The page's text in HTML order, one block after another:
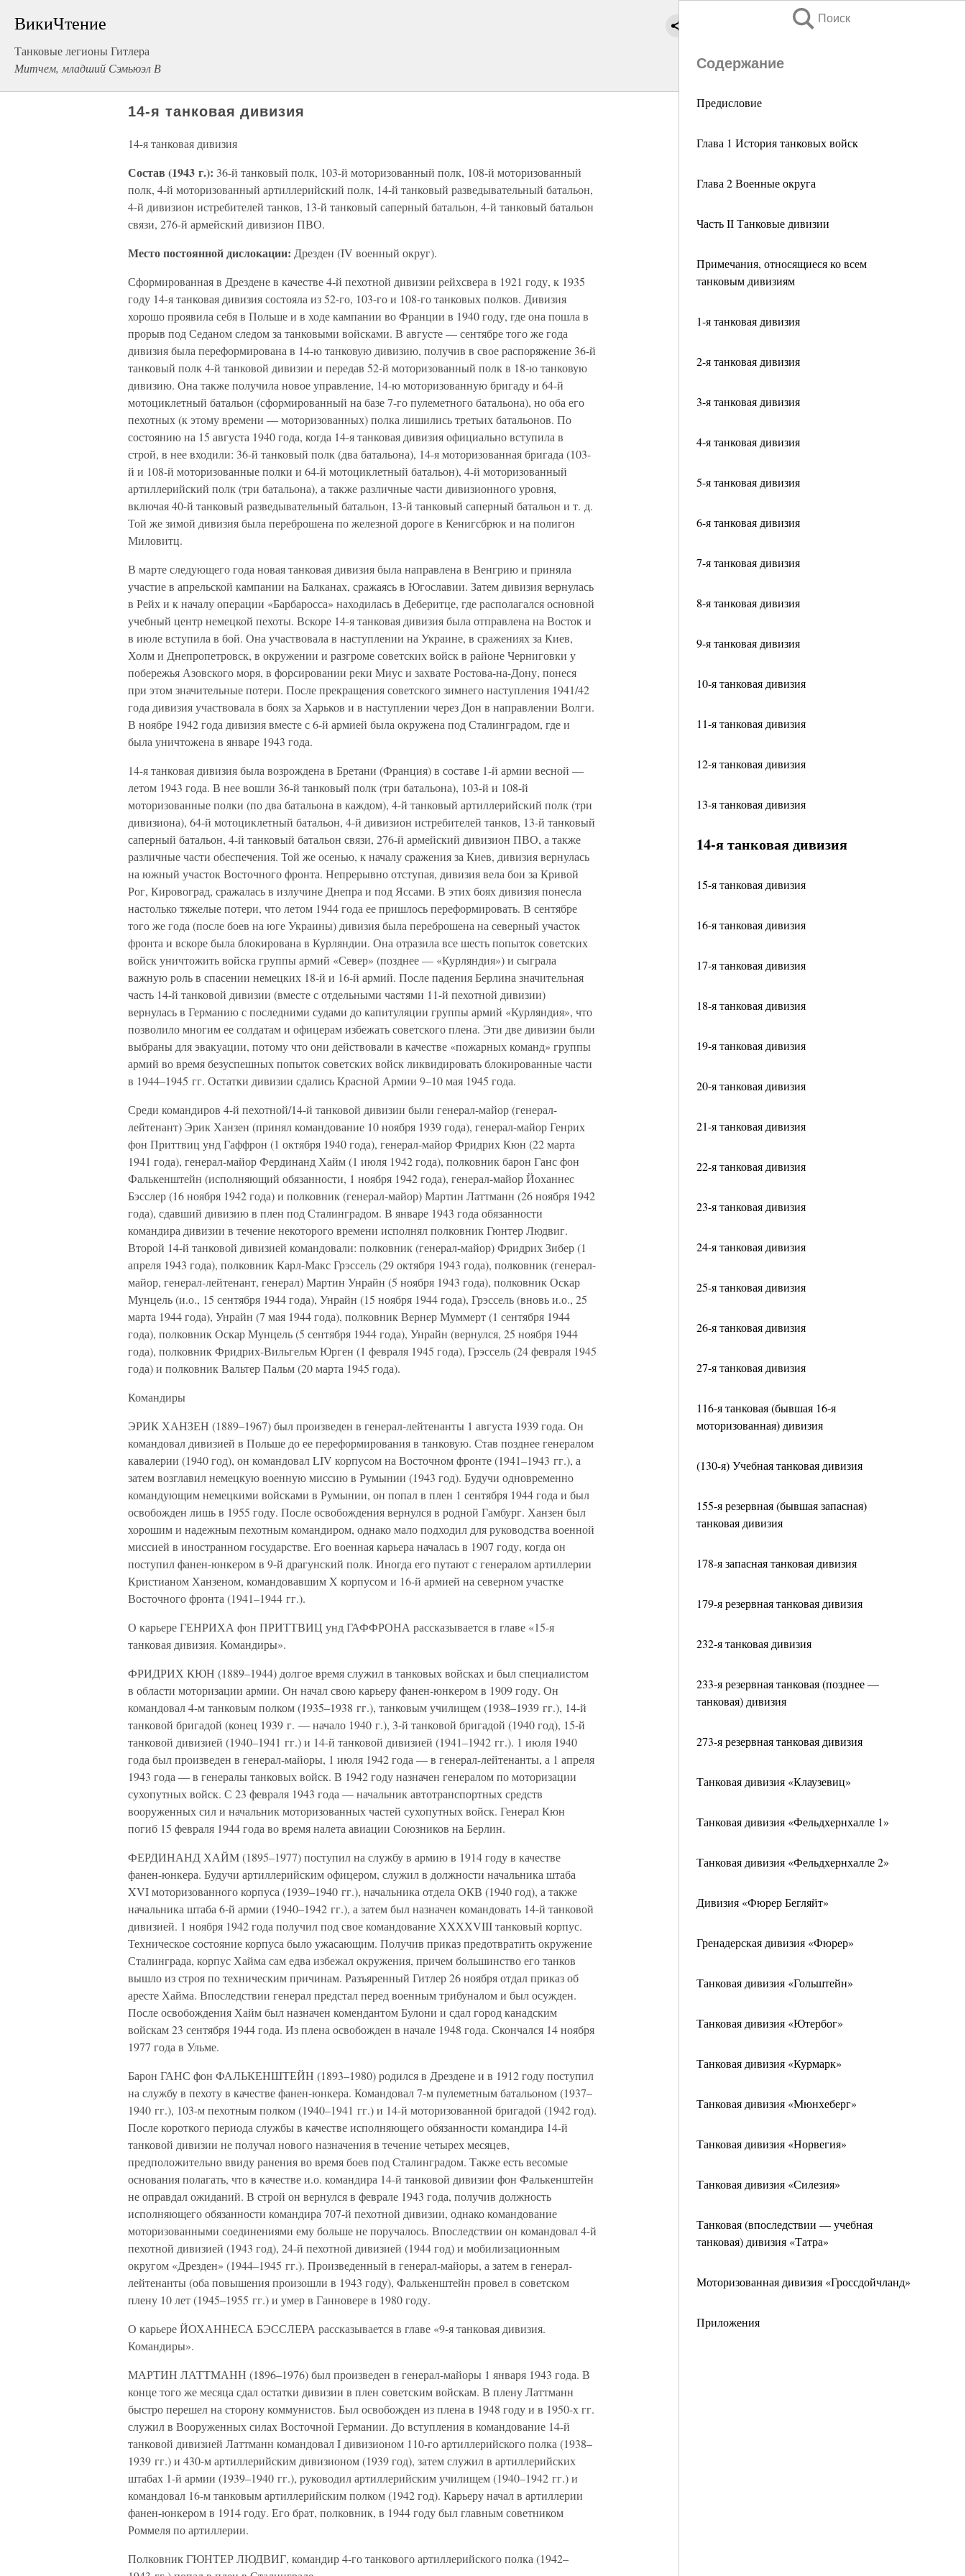
ВикиЧтение
Танковые легионы Гитлера
Митчем, младший Сэмьюэл В
Поиск
Содержание
Предисловие
Глава 1 История танковых войск
Глава 2 Военные округа
Часть II Танковые дивизии
Примечания, относящиеся ко всем
танковым дивизиям
1-я танковая дивизия
2-я танковая дивизия
3-я танковая дивизия
4-я танковая дивизия
5-я танковая дивизия
6-я танковая дивизия
7-я танковая дивизия
8-я танковая дивизия
9-я танковая дивизия
10-я танковая дивизия
11-я танковая дивизия
12-я танковая дивизия
13-я танковая дивизия
14-я танковая дивизия
15-я танковая дивизия
16-я танковая дивизия
17-я танковая дивизия
18-я танковая дивизия
19-я танковая дивизия
20-я танковая дивизия
21-я танковая дивизия
22-я танковая дивизия
23-я танковая дивизия
24-я танковая дивизия
25-я танковая дивизия
26-я танковая дивизия
27-я танковая дивизия
116-я танковая (бывшая 16-я
моторизованная) дивизия
(130-я) Учебная танковая дивизия
155-я резервная (бывшая запасная)
танковая дивизия
178-я запасная танковая дивизия
179-я резервная танковая дивизия
232-я танковая дивизия
233-я резервная танковая (позднее —
танковая) дивизия
273-я резервная танковая дивизия
Танковая дивизия «Клаузевиц»
Танковая дивизия «Фельдхернхалле 1»
Танковая дивизия «Фельдхернхалле 2»
Дивизия «Фюрер Бегляйт»
Гренадерская дивизия «Фюрер»
Танковая дивизия «Гольштейн»
Танковая дивизия «Ютербог»
Танковая дивизия «Курмарк»
Танковая дивизия «Мюнхеберг»
Танковая дивизия «Норвегия»
Танковая дивизия «Силезия»
Танковая (впоследствии — учебная
танковая) дивизия «Татра»
Моторизованная дивизия «Гроссдойчланд»
Приложения
14-я танковая дивизия
14-я танковая дивизия
Состав (1943 г.): 36-й танковый полк, 103-й моторизованный полк, 108-й моторизованный
полк, 4-й моторизованный артиллерийский полк, 14-й танковый разведывательный батальон,
4-й дивизион истребителей танков, 13-й танковый саперный батальон, 4-й танковый батальон
связи, 276-й армейский дивизион ПВО.
Место постоянной дислокации: Дрезден (IV военный округ).
Сформированная в Дрездене в качестве 4-й пехотной дивизии рейхсвера в 1921 году, к 1935
году 14-я танковая дивизия состояла из 52-го, 103-го и 108-го танковых полков. Дивизия
хорошо проявила себя в Польше и в ходе кампании во Франции в 1940 году, где она пошла в
прорыв под Седаном следом за танковыми войсками. В августе — сентябре того же года
дивизия была переформирована в 14-ю танковую дивизию, получив в свое распоряжение 36-й
танковый полк 4-й танковой дивизии и передав 52-й моторизованный полк в 18-ю танковую
дивизию. Она также получила новое управление, 14-ю моторизованную бригаду и 64-й
мотоциклетный батальон (сформированный на базе 7-го пулеметного батальона), но оба его
пехотных (к этому времени — моторизованных) полка лишились третьих батальонов. По
состоянию на 15 августа 1940 года, когда 14-я танковая дивизия официально вступила в
строй, в нее входили: 36-й танковый полк (два батальона), 14-я моторизованная бригада (103-
й и 108-й моторизованные полки и 64-й мотоциклетный батальон), 4-й моторизованный
артиллерийский полк (три батальона), а также различные части дивизионного уровня,
включая 40-й танковый разведывательный батальон, 13-й танковый саперный батальон и т. д.
Той же зимой дивизия была переброшена по железной дороге в Кенигсбрюк и на полигон
Миловитц.
В марте следующего года новая танковая дивизия была направлена в Венгрию и приняла
участие в апрельской кампании на Балканах, сражаясь в Югославии. Затем дивизия вернулась
в Рейх и к началу операции «Барбаросса» находилась в Деберитце, где располагался основной
учебный центр немецкой пехоты. Вскоре 14-я танковая дивизия была отправлена на Восток и
в июле вступила в бой. Она участвовала в наступлении на Украине, в сражениях за Киев,
Холм и Днепропетровск, в окружении и разгроме советских войск в районе Черниговки у
побережья Азовского моря, в форсировании реки Миус и захвате Ростова-на-Дону, понеся
при этом значительные потери. После прекращения советского зимнего наступления 1941/42
года дивизия участвовала в боях за Харьков и в наступлении через Дон в направлении Волги.
В ноябре 1942 года дивизия вместе с 6-й армией была окружена под Сталинградом, где и
была уничтожена в январе 1943 года.
14-я танковая дивизия была возрождена в Бретани (Франция) в составе 1-й армии весной —
летом 1943 года. В нее вошли 36-й танковый полк (три батальона), 103-й и 108-й
моторизованные полки (по два батальона в каждом), 4-й танковый артиллерийский полк (три
дивизиона), 64-й мотоциклетный батальон, 4-й дивизион истребителей танков, 13-й танковый
саперный батальон, 4-й танковый батальон связи, 276-й армейский дивизион ПВО, а также
различные части обеспечения. Той же осенью, к началу сражения за Киев, дивизия вернулась
на южный участок Восточного фронта. Непрерывно отступая, дивизия вела бои за Кривой
Рог, Кировоград, сражалась в излучине Днепра и под Яссами. В этих боях дивизия понесла
настолько тяжелые потери, что летом 1944 года ее пришлось переформировать. В сентябре
того же года (после боев на юге Украины) дивизия была переброшена на северный участок
фронта и вскоре была блокирована в Курляндии. Она отразила все шесть попыток советских
войск уничтожить войска группы армий «Север» (позднее — «Курляндия») и сыграла
важную роль в спасении немецких 18-й и 16-й армий. После падения Берлина значительная
часть 14-й танковой дивизии (вместе с отдельными частями 11-й пехотной дивизии)
вернулась в Германию с последними судами до капитуляции группы армий «Курляндия», что
позволило многим ее солдатам и офицерам избежать советского плена. Эти две дивизии были
выбраны для эвакуации, потому что они действовали в качестве «пожарных команд» группы
армий во время безуспешных попыток советских войск ликвидировать блокированные части
в 1944–1945 гг. Остатки дивизии сдались Красной Армии 9–10 мая 1945 года.
Среди командиров 4-й пехотной/14-й танковой дивизии были генерал-майор (генерал-
лейтенант) Эрик Ханзен (принял командование 10 ноября 1939 года), генерал-майор Генрих
фон Приттвиц унд Гаффрон (1 октября 1940 года), генерал-майор Фридрих Кюн (22 марта
1941 года), генерал-майор Фердинанд Хайм (1 июля 1942 года), полковник барон Ганс фон
Фалькенштейн (исполняющий обязанности, 1 ноября 1942 года), генерал-майор Йоханнес
Бэсслер (16 ноября 1942 года) и полковник (генерал-майор) Мартин Латтманн (26 ноября 1942
года), сдавший дивизию в плен под Сталинградом. В январе 1943 года обязанности
командира дивизии в течение некоторого времени исполнял полковник Гюнтер Людвиг.
Второй 14-й танковой дивизией командовали: полковник (генерал-майор) Фридрих Зибер (1
апреля 1943 года), полковник Карл-Макс Грэссель (29 октября 1943 года), полковник (генерал-
майор, генерал-лейтенант, генерал) Мартин Унрайн (5 ноября 1943 года), полковник Оскар
Мунцель (и.о., 15 сентября 1944 года), Унрайн (15 ноября 1944 года), Грэссель (вновь и.о., 25
марта 1944 года), Унрайн (7 мая 1944 года), полковник Вернер Муммерт (1 сентября 1944
года), полковник Оскар Мунцель (5 сентября 1944 года), Унрайн (вернулся, 25 ноября 1944
года), полковник Фридрих-Вильгельм Юрген (1 февраля 1945 года), Грэссель (24 февраля 1945
года) и полковник Вальтер Пальм (20 марта 1945 года).
Командиры
ЭРИК ХАНЗЕН (1889–1967) был произведен в генерал-лейтенанты 1 августа 1939 года. Он
командовал дивизией в Польше до ее переформирования в танковую. Став позднее генералом
кавалерии (1940 год), он командовал LIV корпусом на Восточном фронте (1941–1943 гг.), а
затем возглавил немецкую военную миссию в Румынии (1943 год). Будучи одновременно
командующим немецкими войсками в Румынии, он попал в плен 1 сентября 1944 года и был
освобожден лишь в 1955 году. После освобождения вернулся в родной Гамбург. Ханзен был
хорошим и надежным пехотным командиром, однако мало подходил для руководства военной
миссией в иностранном государстве. Его военная карьера началась в 1907 году, когда он
поступил фанен-юнкером в 9-й драгунский полк. Иногда его путают с генералом артиллерии
Кристианом Ханзеном, командовавшим X корпусом и 16-й армией на северном участке
Восточного фронта (1941–1944 гг.).
О карьере ГЕНРИХА фон ПРИТТВИЦ унд ГАФФРОНА рассказывается в главе «15-я
танковая дивизия. Командиры».
ФРИДРИХ КЮН (1889–1944) долгое время служил в танковых войсках и был специалистом
в области моторизации армии. Он начал свою карьеру фанен-юнкером в 1909 году. Он
командовал 4-м танковым полком (1935–1938 гг.), танковым училищем (1938–1939 гг.), 14-й
танковой бригадой (конец 1939 г. — начало 1940 г.), 3-й танковой бригадой (1940 год), 15-й
танковой дивизией (1940–1941 гг.) и 14-й танковой дивизией (1941–1942 гг.). 1 июля 1940
года был произведен в генерал-майоры, 1 июля 1942 года — в генерал-лейтенанты, а 1 апреля
1943 года — в генералы танковых войск. В 1942 году назначен генералом по моторизации
сухопутных войск. С 23 февраля 1943 года — начальник автотранспортных средств
вооруженных сил и начальник моторизованных частей сухопутных войск. Генерал Кюн
погиб 15 февраля 1944 года во время налета авиации Союзников на Берлин.
ФЕРДИНАНД ХАЙМ (1895–1977) поступил на службу в армию в 1914 году в качестве
фанен-юнкера. Будучи артиллерийским офицером, служил в должности начальника штаба
XVI моторизованного корпуса (1939–1940 гг.), начальника отдела ОКВ (1940 год), а также
начальника штаба 6-й армии (1940–1942 гг.), а затем был назначен командовать 14-й танковой
дивизией. 1 ноября 1942 года получил под свое командование XXXXVIII танковый корпус.
Техническое состояние корпуса было ужасающим. Получив приказ предотвратить окружение
Сталинграда, корпус Хайма сам едва избежал окружения, причем большинство его танков
вышло из строя по техническим причинам. Разъяренный Гитлер 26 ноября отдал приказ об
аресте Хайма. Впоследствии генерал предстал перед военным трибуналом и был осужден.
После освобождения Хайм был назначен комендантом Булони и сдал город канадским
войскам 23 сентября 1944 года. Из плена освобожден в начале 1948 года. Скончался 14 ноября
1977 года в Ульме.
Барон ГАНС фон ФАЛЬКЕНШТЕЙН (1893–1980) родился в Дрездене и в 1912 году поступил
на службу в пехоту в качестве фанен-юнкера. Командовал 7-м пулеметным батальоном (1937–
1940 гг.), 103-м пехотным полком (1940–1941 гг.) и 14-й моторизованной бригадой (1942 год).
После короткого периода службы в качестве исполняющего обязанности командира 14-й
танковой дивизии не получал нового назначения в течение четырех месяцев,
предположительно ввиду ранения во время боев под Сталинградом. Также есть весомые
основания полагать, что в качестве и.о. командира 14-й танковой дивизии фон Фалькенштейн
не оправдал ожиданий. В строй он вернулся в феврале 1943 года, получив должность
исполняющего обязанности командира 707-й пехотной дивизии, однако командование
моторизованными соединениями ему больше не поручалось. Впоследствии он командовал 4-й
пехотной дивизией (1943 год), 24-й пехотной дивизией (1944 год) и мобилизационным
округом «Дрезден» (1944–1945 гг.). Произведенный в генерал-майоры, а затем в генерал-
лейтенанты (оба повышения произошли в 1943 году), Фалькенштейн провел в советском
плену 10 лет (1945–1955 гг.) и умер в Ганновере в 1980 году.
О карьере ЙОХАННЕСА БЭССЛЕРА рассказывается в главе «9-я танковая дивизия.
Командиры».
МАРТИН ЛАТТМАНН (1896–1976) был произведен в генерал-майоры 1 января 1943 года. В
конце того же месяца сдал остатки дивизии в плен советским войскам. В плену Латтманн
быстро перешел на сторону коммунистов. Был освобожден из плена в 1948 году и в 1950-х гг.
служил в Вооруженных силах Восточной Германии. До вступления в командование 14-й
танковой дивизией Латтманн командовал I дивизионом 110-го артиллерийского полка (1938–
1939 гг.) и 430-м артиллерийским дивизионом (1939 год), затем служил в артиллерийских
штабах 1-й армии (1939–1940 гг.), руководил артиллерийским училищем (1940–1942 гг.) и
командовал 16-м танковым артиллерийским полком (1942 год). Карьеру начал в артиллерии
фанен-юнкером в 1914 году. Его брат, полковник, в 1944 году был главным советником
Роммеля по артиллерии.
Полковник ГЮНТЕР ЛЮДВИГ, командир 4-го танкового артиллерийского полка (1942–